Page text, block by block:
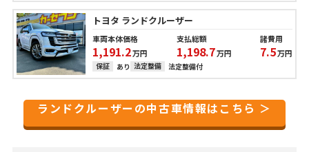
トヨタ ランドクルーザー
車両本体価格
1,191.2万円
支払総額
1,198.7万円
諸費用
7.5万円
保証 あり 法定整備 法定整備付
ランドクルーザーの中古車情報はこちら ＞